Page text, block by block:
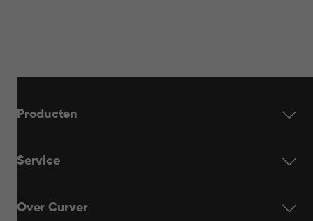
Producten
Service
Over Curver